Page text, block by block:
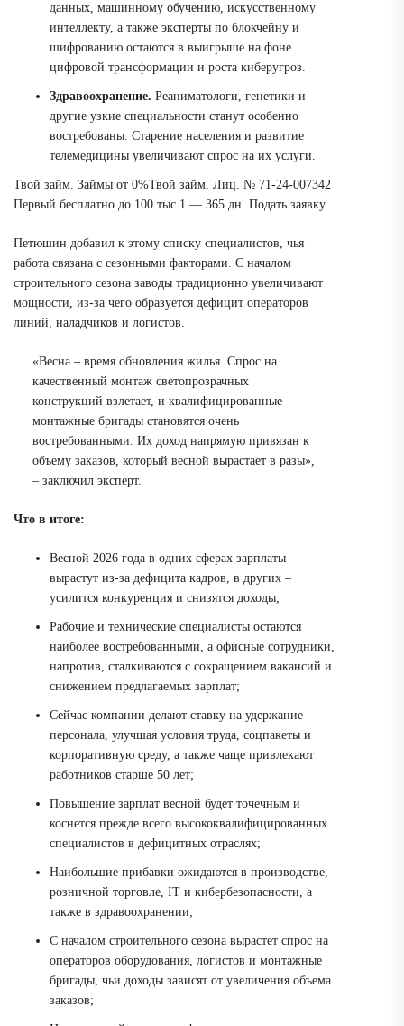
данных, машинному обучению, искусственному
интеллекту, а также эксперты по блокчейну и
шифрованию остаются в выигрыше на фоне
цифровой трансформации и роста киберугроз.
Здравоохранение. Реаниматологи, генетики и
другие узкие специальности станут особенно
востребованы. Старение населения и развитие
телемедицины увеличивают спрос на их услуги.
Твой займ. Займы от 0%Твой займ, Лиц. № 71-24-007342
Первый бесплатно до 100 тыс 1 — 365 дн. Подать заявку
Петюшин добавил к этому списку специалистов, чья
работа связана с сезонными факторами. С началом
строительного сезона заводы традиционно увеличивают
мощности, из-за чего образуется дефицит операторов
линий, наладчиков и логистов.
«Весна – время обновления жилья. Спрос на
качественный монтаж светопрозрачных
конструкций взлетает, и квалифицированные
монтажные бригады становятся очень
востребованными. Их доход напрямую привязан к
объему заказов, который весной вырастает в разы»,
– заключил эксперт.
Что в итоге:
Весной 2026 года в одних сферах зарплаты
вырастут из-за дефицита кадров, в других –
усилится конкуренция и снизятся доходы;
Рабочие и технические специалисты остаются
наиболее востребованными, а офисные сотрудники,
напротив, сталкиваются с сокращением вакансий и
снижением предлагаемых зарплат;
Сейчас компании делают ставку на удержание
персонала, улучшая условия труда, соцпакеты и
корпоративную среду, а также чаще привлекают
работников старше 50 лет;
Повышение зарплат весной будет точечным и
коснется прежде всего высококвалифицированных
специалистов в дефицитных отраслях;
Наибольшие прибавки ожидаются в производстве,
розничной торговле, IT и кибербезопасности, а
также в здравоохранении;
С началом строительного сезона вырастет спрос на
операторов оборудования, логистов и монтажные
бригады, чьи доходы зависят от увеличения объема
заказов;